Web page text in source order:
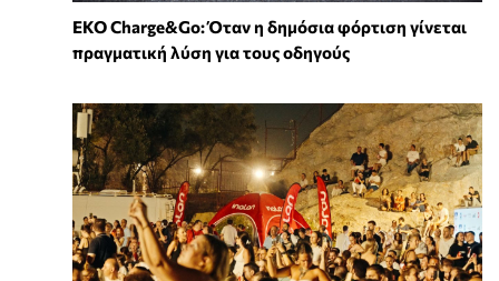
EKO Charge&Go: Όταν η δημόσια φόρτιση γίνεται
πραγματική λύση για τους οδηγούς